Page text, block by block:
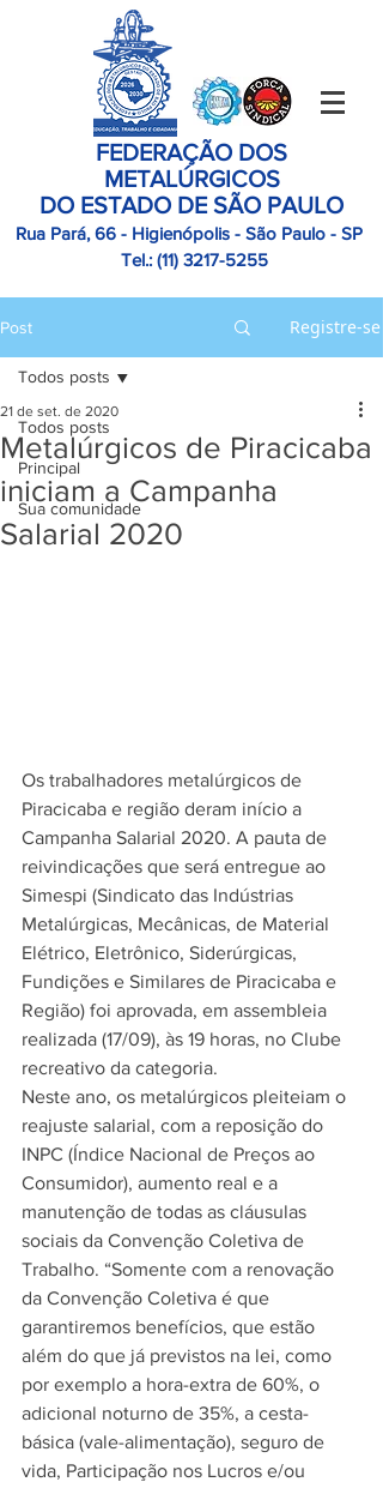
FEDERAÇÃO DOS
METALÚRGICOS
DO ESTADO DE SÃO PAULO
Rua Pará, 66 - Higienópolis - São Paulo - SP
Tel.: (11) 3217-5255
Post Registre-se
Todos posts
Principal
Sua comunidade
Todos posts
Metalúrgicos de Piracicaba
iniciam a Campanha
Salarial 2020
21 de set. de 2020
Os trabalhadores metalúrgicos de
Piracicaba e região deram início a
Campanha Salarial 2020. A pauta de
reivindicações que será entregue ao
Simespi (Sindicato das Indústrias
Metalúrgicas, Mecânicas, de Material
Elétrico, Eletrônico, Siderúrgicas,
Fundições e Similares de Piracicaba e
Região) foi aprovada, em assembleia
realizada (17/09), às 19 horas, no Clube
recreativo da categoria.
Neste ano, os metalúrgicos pleiteiam o
reajuste salarial, com a reposição do
INPC (Índice Nacional de Preços ao
Consumidor), aumento real e a
manutenção de todas as cláusulas
sociais da Convenção Coletiva de
Trabalho. “Somente com a renovação
da Convenção Coletiva é que
garantiremos benefícios, que estão
além do que já previstos na lei, como
por exemplo a hora-extra de 60%, o
adicional noturno de 35%, a cesta-
básica (vale-alimentação), seguro de
vida, Participação nos Lucros e/ou